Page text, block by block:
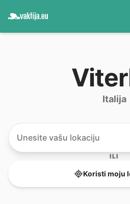
Italija
ILI
Koristi moju